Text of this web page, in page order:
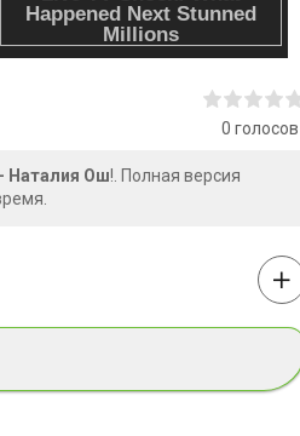
0 голосов
Наталия Ош!. Полная версия